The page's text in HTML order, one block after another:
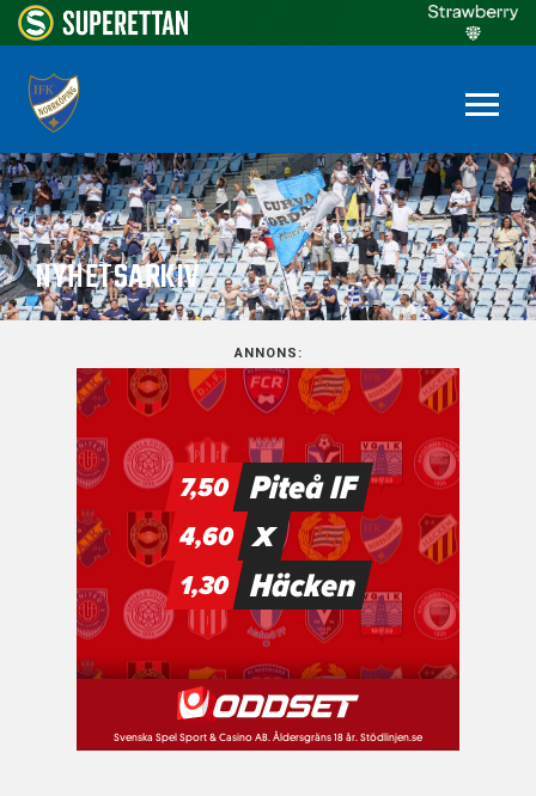
NYHETSARKIV
ANNONS: